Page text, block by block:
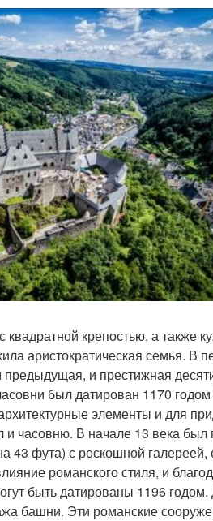
крепостью, а также
аристократическая семья. В
и престижная
был датирован 1170
элементы и для
часовню. В начале 13 века был
43 фута) с роскошной
романского стиля, и
быть датированы 1196
башни. Эти романские